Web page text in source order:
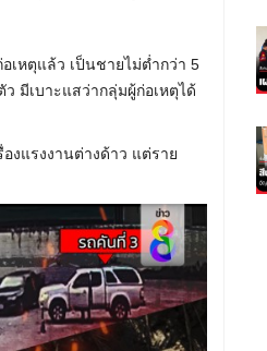
เหตุแล้ว เป็นชายไม่ต่ำกว่า 5
มีเบาะแสว่ากลุ่มผู้ก่อเหตุได้
งแรงงานต่างด้าว แต่ราย